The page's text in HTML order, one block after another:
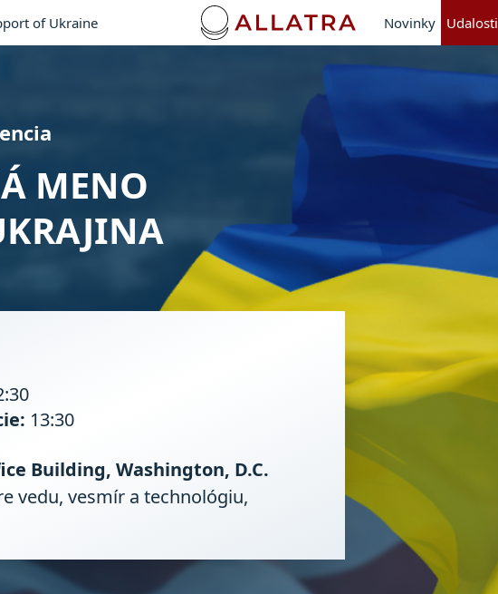
of Ukraine Novinky Udalosti
MENO
13:30
Building, Washington, D.C.
vedu, vesmír a technológiu,